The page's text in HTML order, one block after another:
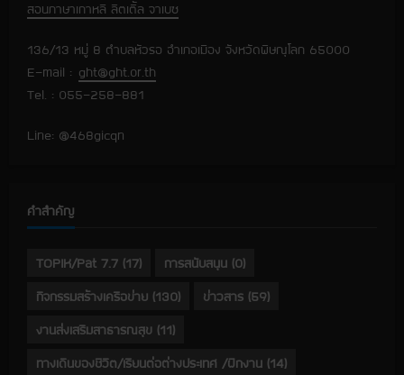
สอนภาษาเกาหลี ลิตเติ้ล จาเบซ
136/13 หมู่ 8 ตำบลหัวรอ อำเภอเมือง จังหวัดพิษณุโลก 65000
E-mail : ght@ght.or.th
Tel. : 055-258-881
Line: @468gicqn
คำสำคัญ
TOPIK/Pat 7.7 (17) การสนับสนุน (0)
กิจกรรมสร้างเครือข่าย (130) ข่าวสาร (59)
งานส่งเสริมสาธารณสุข (11)
ทางเดินของชีวิต/เรียนต่อต่างประเทศ /ฝึกงาน (14)